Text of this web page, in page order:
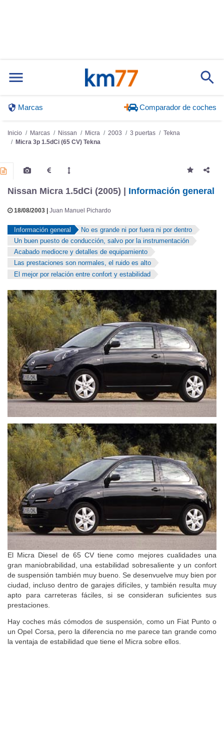
Marcas Comparador de coches
Inicio Marcas Nissan Micra 2003 3 puertas
Tekna
Micra 3p 1.5dCi (65 CV) Tekna
Nissan Micra 1.5dCi (2005) | Información general
18/08/2003 | Juan Manuel Pichardo
Información general
No es grande ni por fuera ni por dentro
Un buen puesto de conducción, salvo por la instrumentación
Acabado mediocre y detalles de equipamiento
Las prestaciones son normales, el ruido es alto
El mejor por relación entre confort y estabilidad
El Micra Diesel de 65 CV tiene como mejores cualidades una
gran maniobrabilidad, una estabilidad sobresaliente y un confort
de suspensión también muy bueno. Se desenvuelve muy bien por
ciudad, incluso dentro de garajes difíciles, y también resulta muy
apto para carreteras fáciles, si se consideran suficientes sus
prestaciones.
Hay coches más cómodos de suspensión, como un Fiat Punto o
un Opel Corsa, pero la diferencia no me parece tan grande como
la ventaja de estabilidad que tiene el Micra sobre ellos.